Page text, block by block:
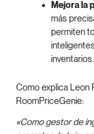
Mejora la
más
permiten
inventarios.
Como explica Leon
RoomPriceGenie:
«Como gestor de